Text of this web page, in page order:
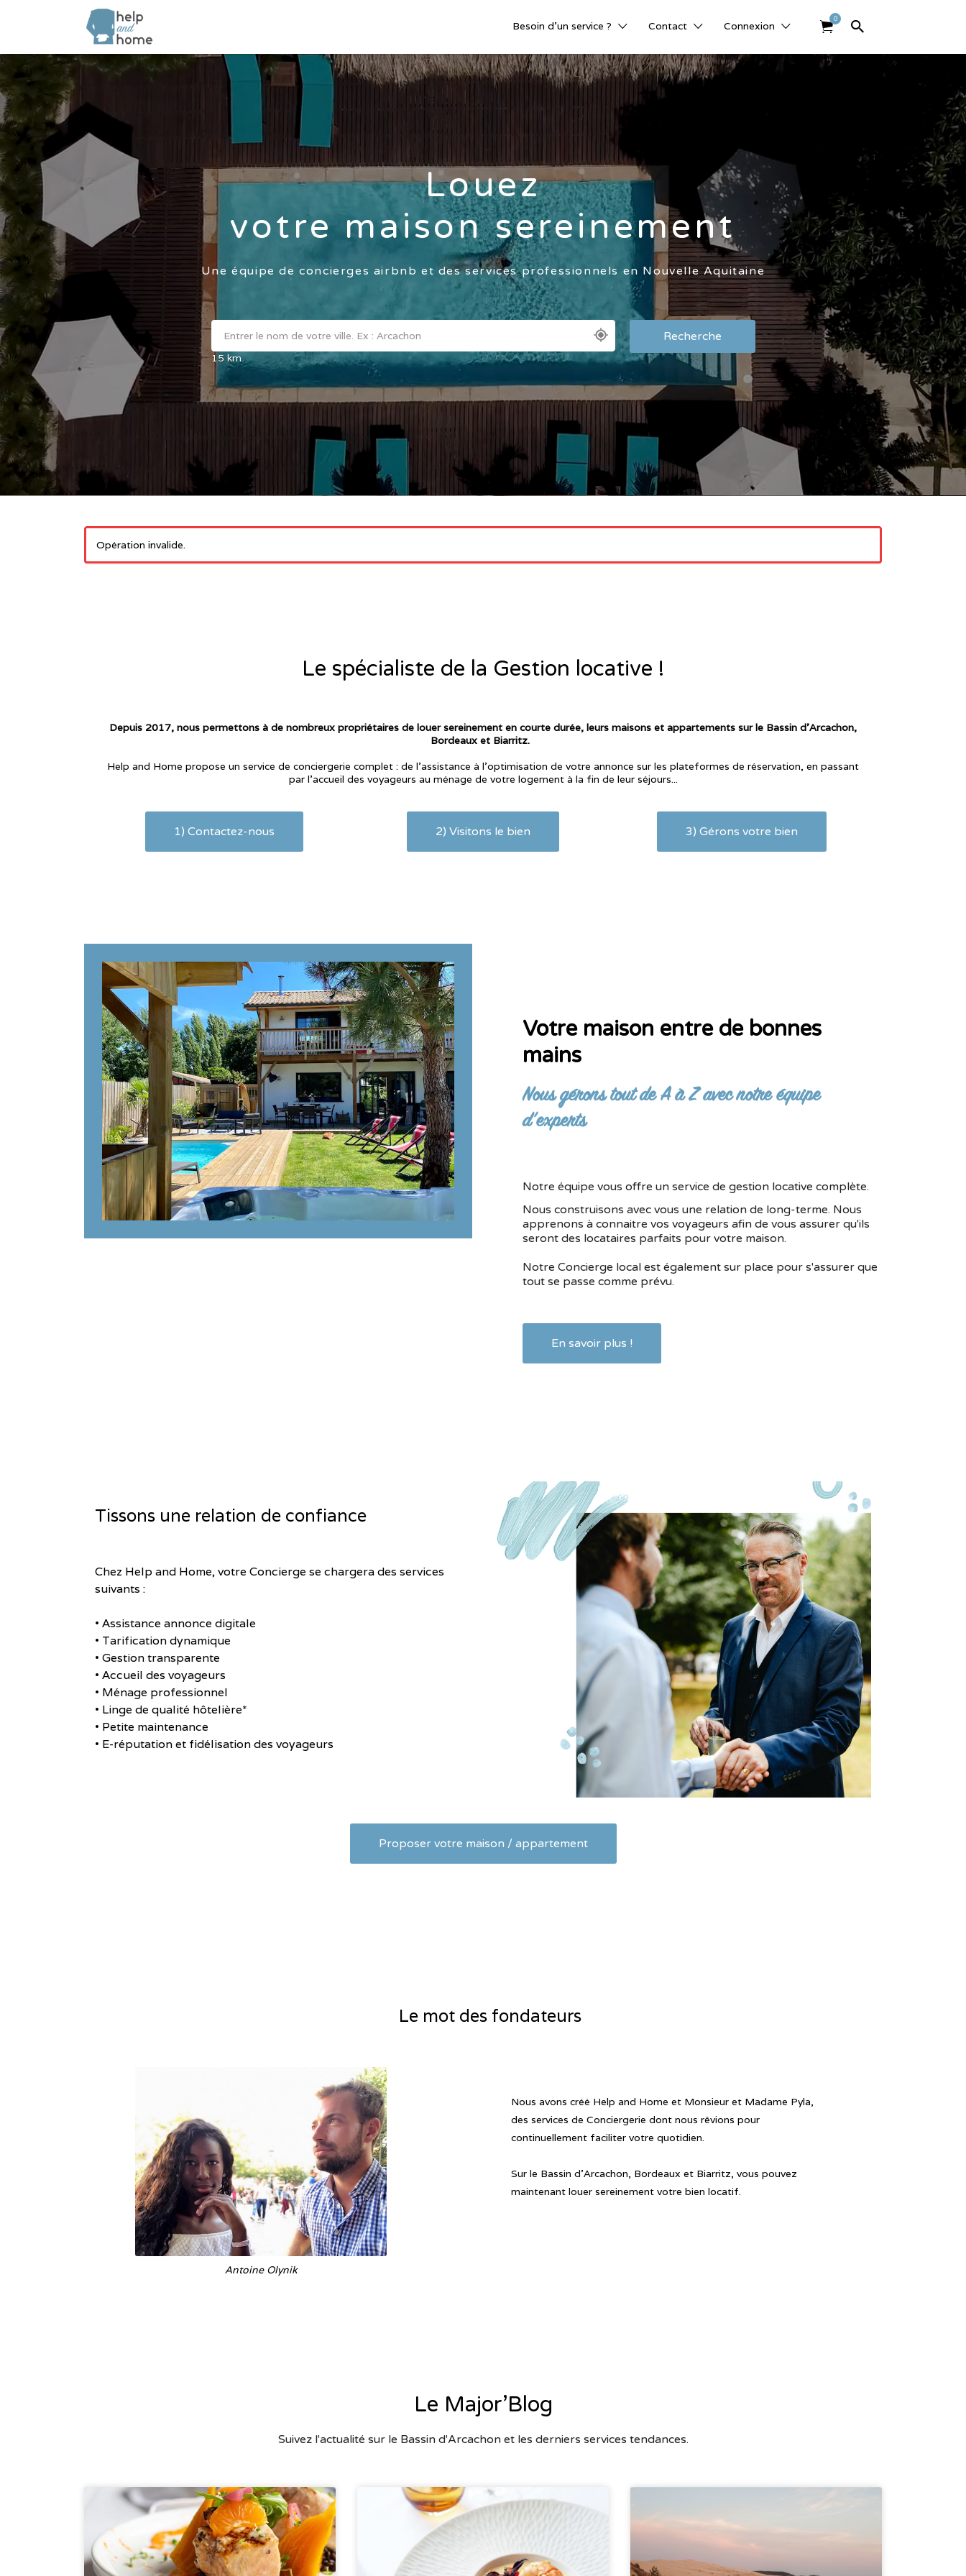
Besoin d’un service ? Contact Connexion
0
Rechercher:
Louez
votre maison sereinement
Une équipe de concierges airbnb et des services professionnels en Nouvelle Aquitaine
15 km
Opération invalide.
Le spécialiste de la Gestion locative !
Depuis 2017, nous permettons à de nombreux propriétaires de louer sereinement en courte durée, leurs maisons et appartements sur le Bassin d'Arcachon,
Bordeaux et Biarritz.
Help and Home propose un service de conciergerie complet : de l'assistance à l'optimisation de votre annonce sur les plateformes de réservation, en passant
par l’accueil des voyageurs au ménage de votre logement à la fin de leur séjours...
1) Contactez-nous 2) Visitons le bien 3) Gérons votre bien
Votre maison entre de bonnes
mains
Nous gérons tout de A à Z avec notre équipe
d’experts
Notre équipe vous offre un service de gestion locative complète.
Nous construisons avec vous une relation de long-terme. Nous
apprenons à connaitre vos voyageurs afin de vous assurer qu'ils
seront des locataires parfaits pour votre maison.
Notre Concierge local est également sur place pour s'assurer que
tout se passe comme prévu.
En savoir plus !
Tissons une relation de confiance
Chez Help and Home, votre Concierge se chargera des services
suivants :
• Assistance annonce digitale
• Tarification dynamique
• Gestion transparente
• Accueil des voyageurs
• Ménage professionnel
• Linge de qualité hôtelière*
• Petite maintenance
• E-réputation et fidélisation des voyageurs
Proposer votre maison / appartement
Le mot des fondateurs
Antoine Olynik
Nous avons créé Help and Home et Monsieur et Madame Pyla,
des services de Conciergerie dont nous rêvions pour
continuellement faciliter votre quotidien.
Sur le Bassin d'Arcachon, Bordeaux et Biarritz, vous pouvez
maintenant louer sereinement votre bien locatif.
Le Major’Blog
Suivez l'actualité sur le Bassin d'Arcachon et les derniers services tendances.